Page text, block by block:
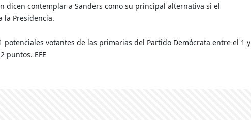
dicen contemplar a Sanders como su principal alternativa si el
la Presidencia.
potenciales votantes de las primarias del Partido Demócrata entre el 1 y
puntos. EFE